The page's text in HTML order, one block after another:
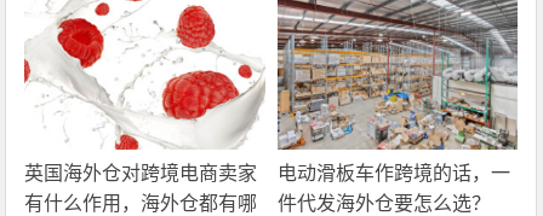
英国海外仓对跨境电商卖家
有什么作用，海外仓都有哪
电动滑板车作跨境的话，一
件代发海外仓要怎么选？